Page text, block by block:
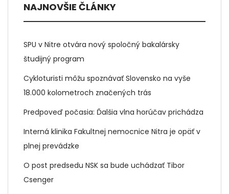
NAJNOVŠIE ČLÁNKY
SPU v Nitre otvára nový spoločný bakalársky
študijný program
Cykloturisti môžu spoznávať Slovensko na vyše
18.000 kolometroch značených trás
Predpoveď počasia: Ďalšia vlna horúčav prichádza
Interná klinika Fakultnej nemocnice Nitra je opäť v
plnej prevádzke
O post predsedu NSK sa bude uchádzať Tibor
Csenger